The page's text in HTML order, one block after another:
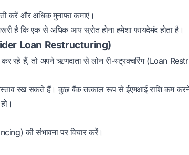
करें और अधिक मुनाफा कमाएं।
है कि एक से अधिक आय स्रोत होना हमेशा फायदेमंद होता है।
Loan Restructuring)
रहे हैं, तो अपने ऋणदाता से लोन री-स्ट्रक्चरिंग (Loan
रख सकते हैं। कुछ बैंक तत्काल रूप से ईएमआई राशि कम करने
की संभावना पर विचार करें।